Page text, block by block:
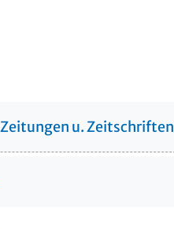
Zeitungen u. Zeitschriften